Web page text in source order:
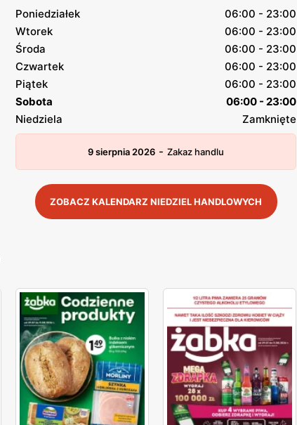
Poniedziałek
06:00 - 23:00
Wtorek
06:00 - 23:00
Środa
06:00 - 23:00
Czwartek
06:00 - 23:00
Piątek
06:00 - 23:00
Sobota
06:00 - 23:00
Niedziela
Zamknięte
9 sierpnia 2026 - Zakaz handlu
ZOBACZ KALENDARZ NIEDZIEL HANDLOWYCH